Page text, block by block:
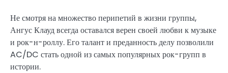
Не смотря на множество перипетий в жизни группы,
Ангус Клауд всегда оставался верен своей любви к музыке
и рок-н-роллу. Его талант и преданность делу позволили
AC/DC стать одной из самых популярных рок-групп в
истории.